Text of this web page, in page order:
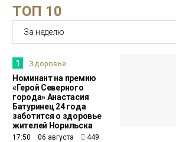
16:07
29 июля
Доктор
прописал
анемия медленно
подрывает работу
организма
11:06
29 июля
Претендент на
премию «Герой
Северного города»
ТОП 10
1 Здоровье
Номинант на премию
«Герой Северного
города» Анастасия
Батуринец 24 года
заботится о здоровье
жителей Норильска
17:50 06 августа 449